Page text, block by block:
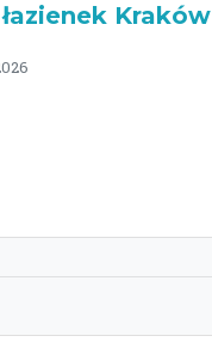
Kraków